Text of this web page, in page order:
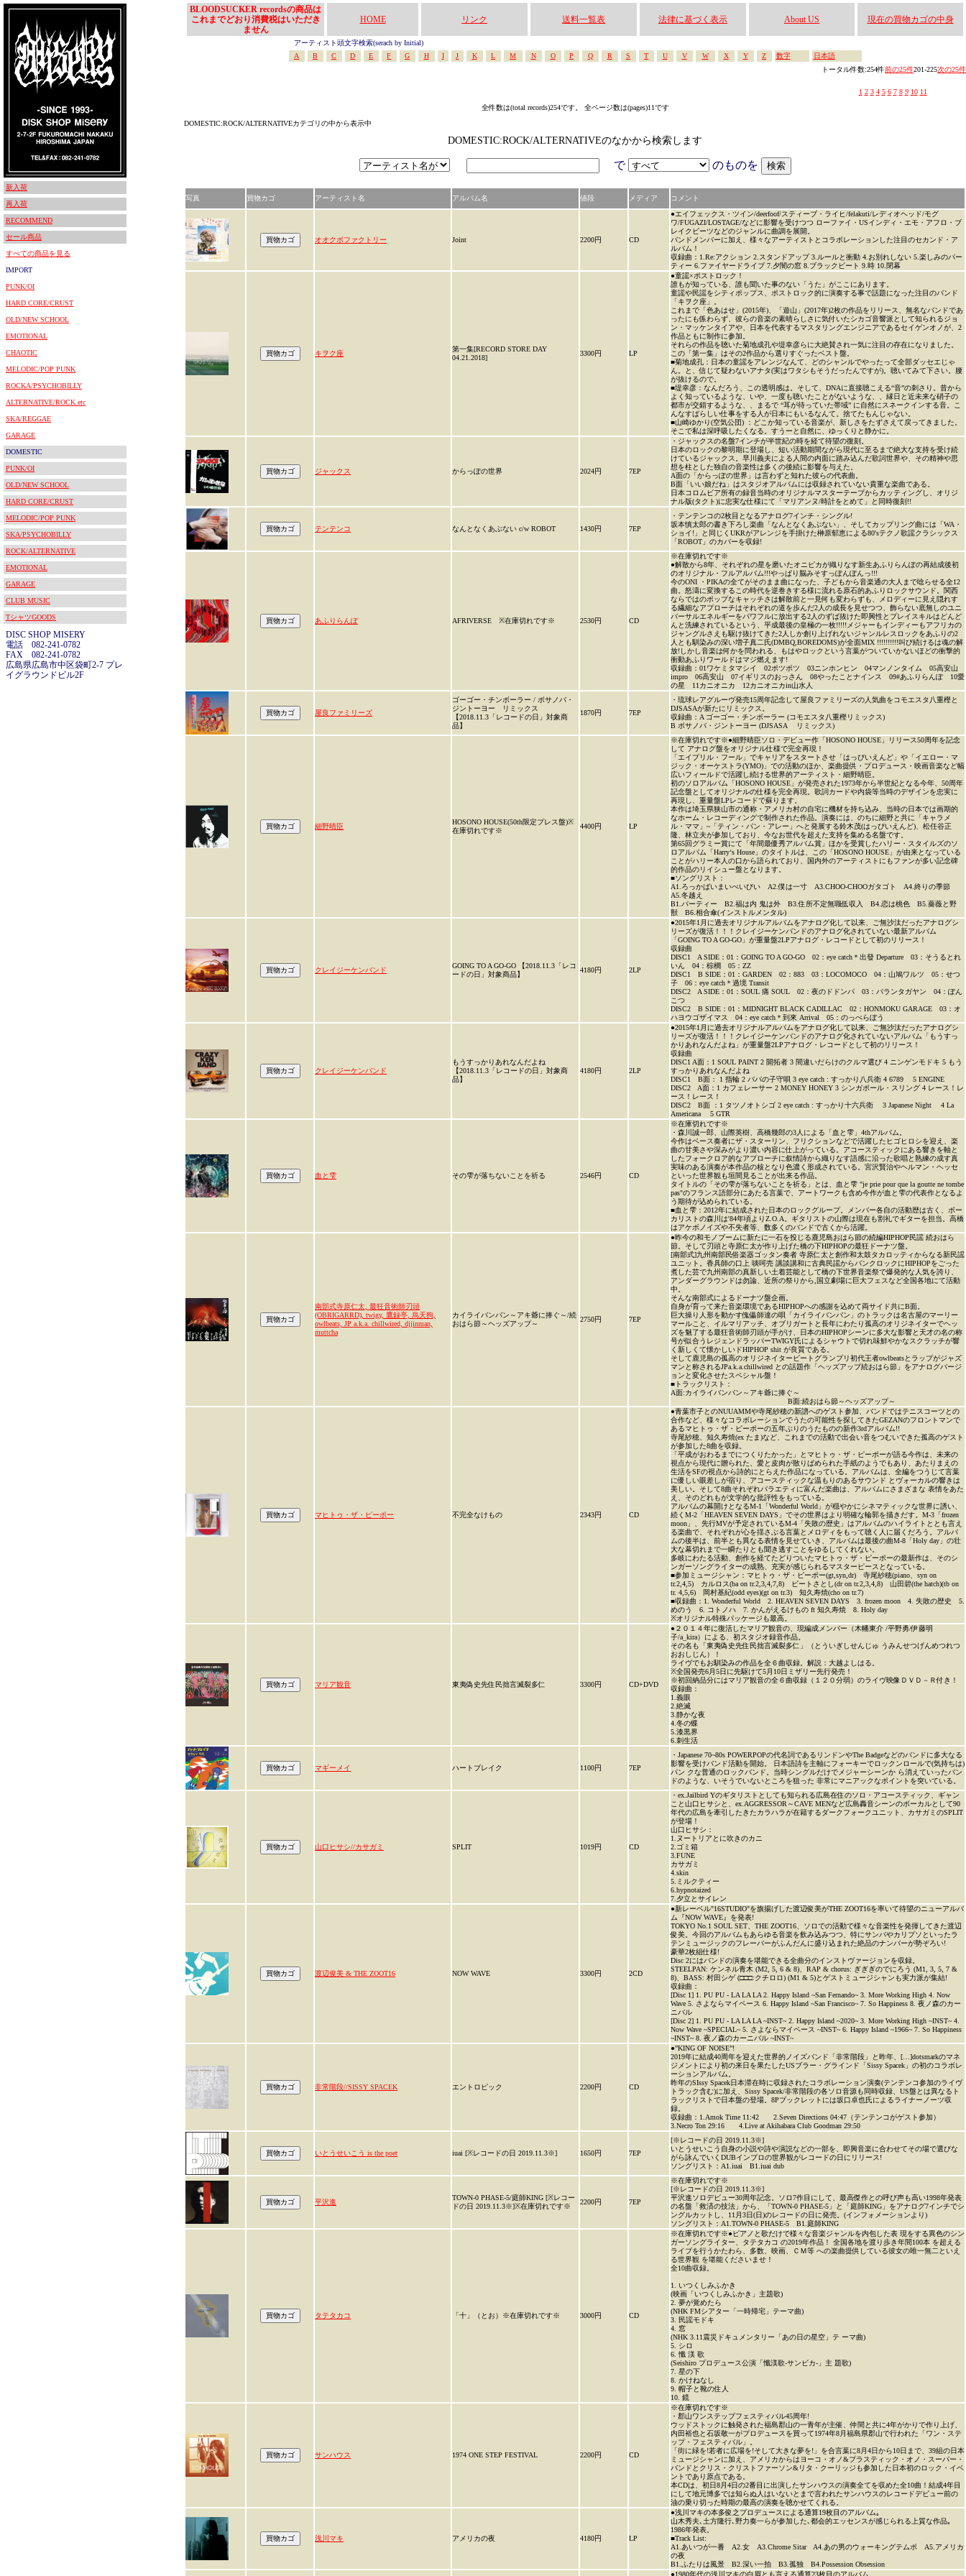
新入荷
再入荷
RECOMMEND
セール商品
すべての商品を見る
IMPORT
PUNK/OI
HARD CORE/CRUST
OLD/NEW SCHOOL
EMOTIONAL
CHAOTIC
MELODIC/POP PUNK
ROCKA/PSYCHOBILLY
ALTERNATIVE/ROCK etc
SKA/REGGAE
GARAGE
DOMESTIC
PUNK/OI
OLD/NEW SCHOOL
HARD CORE/CRUST
MELODIC/POP PUNK
SKA/PSYCHOBILLY
ROCK/ALTERNATIVE
EMOTIONAL
GARAGE
CLUB MUSIC
TシャツGOODS
DISC SHOP MISERY
電話 082-241-0782
FAX 082-241-0782
広島県広島市中区袋町2-7 プレ
イグラウンドビル2F
BLOODSUCKER recordsの商品は
これまでどおり消費税はいただき
ません
HOME リンク 送料一覧表 法律に基づく表示 About US 現在の買物カゴの中身
アーティスト頭文字検索(serach by Initial)
A
B C D E F G H I J K L M N O P Q R S T U V W X Y Z 数字
日本語
トータル件数:254件前の25件201-225次の25件
1 2 3 4 5 6 7 8 9 10 11
全件数は(total records)254です。 全ページ数は(pages)11です
DOMESTIC:ROCK/ALTERNATIVEカテゴリの中から表示中
DOMESTIC:ROCK/ALTERNATIVEのなかから検索します
で のものを
写真 買物カゴ アーティスト名 アルバム名 値段 メディア コメント
オオクボファクトリー Joint 2200円 CD
●エイフェックス・ツイン/deerfoof/スティーブ・ライヒ/felakuti/レディオヘッド/モグ
ワ/FUGAZI/LOSTAGE/などに影響を受けつつ ローファイ・USインディ・エモ・アフロ・ブ
レイクビーツなどのジャンルに曲調を展開。
バンドメンバーに加え、様々なアーティストとコラボレーションした注目のセカンド・ア
ルバム！
収録曲：1.Re:アクション 2.スタンドアップ 3.ルールと衝動 4.お別れしない 5.楽しみのパー
ティー 6.ファイヤードライブ 7.夕闇の窓 8.ブラックビート 9.時 10.閉幕
キヲク座
第一集[RECORD STORE DAY
04.21.2018]
3300円 LP
●童謡×ポストロック！
誰もが知っている、誰も聞いた事のない「うた」がここにあります。
童謡や民謡をシティポップス、ポストロック的に演奏する事で話題になった注目のバンド
「キヲク座」。
これまで「色あはせ」(2015年)、「遊山」(2017年)2枚の作品をリリース、無名なバンドであ
ったにも係わらず、彼らの音楽の素晴らしさに気付いたシカゴ音響派として知られるジョ
ン・マッケンタイアや、日本を代表するマスタリングエンジニアであるセイゲンオノが、2
作品ともに制作に参加。
それらの作品を聴いた菊地成孔や堤幸彦らに大絶賛され一気に注目の存在になりました。
この「第一集」はその2作品から選りすぐったベスト盤。
■菊地成孔：日本の童謡をアレンジなんて、どのシャンルでやったって全部ダッセエじゃ
ん。と、信じて疑わないアナタ(実はワタシもそうだったんですが)。聴いてみて下さい。腰
が抜けるので。
■堤幸彦：なんだろう、この透明感は。そして、DNAに直接聴こえる“音”の刺さり。昔から
よく知っているような、いや、一度も聴いたことがないような、、縁日と近未来な硝子の
都市が交錯するような、、まるで “耳が待っていた帯域” に自然にスネークインする音。こ
んなすばらしい仕事をする人が日本にもいるなんて。捨てたもんじゃない。
■山崎ゆかり(空気公団) ：どこか知っている音楽が、新しさをたずさえて戻ってきました。
そこで私は深呼吸したくなる。すうーと自然に、ゆっくりと静かに。
ジャックス からっぽの世界 2024円 7EP
・ジャックスの名盤7インチが半世紀の時を経て待望の復刻。
日本のロックの黎明期に登場し、短い活動期間ながら現代に至るまで絶大な支持を受け続
けているジャックス。早川義夫による人間の内面に踏み込んだ歌詞世界や、その精神や思
想を柱とした独自の音楽性は多くの後続に影響を与えた。
A面の「からっぽの世界」は言わずと知れた彼らの代表曲。
B面「いい娘だね」はスタジオアルバムには収録されていない貴重な楽曲である。
日本コロムビア所有の録音当時のオリジナルマスターテープからカッティングし、オリジ
ナル版(タクト)に忠実な仕様にて「マリアンヌ/時計をとめて」と同時復刻!!
テンテンコ なんとなくあぶない c/w ROBOT 1430円 7EP
・テンテンコの2枚目となるアナログ7インチ・シングル!
坂本慎太郎の書き下ろし楽曲「なんとなくあぶない」、そしてカップリング曲には「WA・
ショイ!」と同じくUKRがアレンジを手掛けた榊原郁恵による80'sテクノ歌謡クラシックス
「ROBOT」のカバーを収録!
あふりらんぽ AFRIVERSE ※在庫切れです※ 2530円 CD
※在庫切れです※
●解散から8年、それぞれの星を磨いたオニピカが織りなす新生あふりらんぽの再結成後初
のオリジナル・フルアルバム!!!やっぱり脳みそすっぽんぽんっ!!!
今のONI ・PIKAの全てがそのまま曲になった、子どもから音楽通の大人まで唸らせる全12
曲。怒濤に変換するこの時代を逆巻きする様に流れる原石的あふりロックサウンド。関西
ならではのポップなキャッチさは解散前と一見何も変わらずも、メロディーに見え隠れす
る繊細なアプローチはそれぞれの道を歩んだ2人の成長を見せつつ、飾らない底無しのユニ
バーサルエネルギーをパワフルに放出する2人のずば抜けた即興性とプレイスキルはどんど
んと洗練されているという、平成最後の皇極の一枚!!!!!メジャーもインディーもアフリカの
ジャングルさえも駆け抜けてきた2人しか創り上げれないジャンルレスロックをあふりの2
人とも馴染みの深い増子真二氏(DMBQ,BOREDOMS)が全面MIX !!!!!!!!!!叫び続けるは魂の解
放!しかし音楽は何かを問われる、もはやロックという言葉がついていかないほどの衝撃的
衝動あふりワールドはマジ燃えます!
収録曲：01ワケミタマシイ 02ポツポツ 03ニンホンヒン 04マンノンタイム 05高安山
impro 06高安山 07イギリスのおっさん 08やったことナインス 09#あふりらんぽ 10愛
の星 11カニオニカ 12カニオニカin山水人
屋良ファミリーズ
ゴーゴー・チンボーラー / ボサノバ・
ジントーヨー リミックス
【2018.11.3「レコードの日」対象商
品】
1870円 7EP
・琉球レアグルーヴ発売15周年記念して屋良ファミリーズの人気曲をコモエスタ八重樫と
DJSASAが新たにリミックス。
収録曲：A ゴーゴー・チンボーラー (コモエスタ八重樫リミックス)
B ボサノバ・ジントーヨー (DJSASA リミックス)
細野晴臣
HOSONO HOUSE(50th限定プレス盤)※
在庫切れです※
4400円 LP
※在庫切れです※●細野晴臣ソロ・デビュー作「HOSONO HOUSE」リリース50周年を記念
して アナログ盤をオリジナル仕様で完全再現！
「エイプリル・フール」でキャリアをスタートさせ「はっぴいえんど」や「イエロー・マ
ジック・オーケストラ(YMO)」での活動のほか、楽曲提供・プロデュース・映画音楽など幅
広いフィールドで活躍し続ける世界的アーティスト・細野晴臣。
初のソロアルバム「HOSONO HOUSE」が発売された1973年から半世紀となる今年、50周年
記念盤としてオリジナルの仕様を完全再現。歌詞カードや内袋等当時のデザインを忠実に
再現し、重量盤LPレコードで蘇ります。
本作は埼玉県狭山市の通称・アメリカ村の自宅に機材を持ち込み、当時の日本では画期的
なホーム・レコーディングで制作された作品。演奏には、のちに細野と共に「キャラメ
ル・ママ」~「ティン・パン・アレー」へと発展する鈴木茂(はっぴいえんど)、松任谷正
隆、林立夫が参加しており、今なお世代を超えた支持を集める名盤です。
第65回グラミー賞にて「年間最優秀アルバム賞」ほかを受賞したハリー・スタイルズのソ
ロアルバム「Harry‘s House」のタイトルは、この「HOSONO HOUSE」が由来となっている
ことがハリー本人の口から語られており、国内外のアーティストにもファンが多い記念碑
的作品のリイシュー盤となります。
■ソングリスト：
A1.ろっかばいまいべいびい A2.僕は一寸 A3.CHOO-CHOOガタゴト A4.終りの季節
A5.冬越え
B1.パーティー B2.福は内 鬼は外 B3.住所不定無職低収入 B4.恋は桃色 B5.薔薇と野
獣 B6.相合傘(インストルメンタル)
クレイジーケンバンド
GOING TO A GO-GO 【2018.11.3「レコ
ードの日」対象商品】
4180円 2LP
●2015年1月に過去オリジナルアルバムをアナログ化して以来、ご無沙汰だったアナログシ
リーズが復活！！！クレイジーケンバンドのアナログ化されていない最新アルバム
「GOING TO A GO-GO」が重量盤2LPアナログ・レコードとして初のリリース！
収録曲
DISC1 A SIDE：01：GOING TO A GO-GO 02：eye catch＊出發 Departure 03：そうるとれ
いん 04：棕櫚 05：ZZ
DISC1 B SIDE：01：GARDEN 02：883 03：LOCOMOCO 04：山鳩ワルツ 05：せつ
子 06：eye catch＊過境 Transit
DISC2 A SIDE：01：SOUL 痛 SOUL 02：夜のドドンパ 03：パランタガヤン 04：ぽん
こつ
DISC2 B SIDE：01：MIDNIGHT BLACK CADILLAC 02：HONMOKU GARAGE 03：オ
ハヨウゴザイマス 04：eye catch＊到來 Arrival 05：のっぺらぼう
クレイジーケンバンド
もうすっかりあれなんだよね
【2018.11.3「レコードの日」対象商
品】
4180円 2LP
●2015年1月に過去オリジナルアルバムをアナログ化して以来、ご無沙汰だったアナログシ
リーズが復活！！！クレイジーケンバンドのアナログ化されていないアルバム「もうすっ
かりあれなんだよね」が重量盤2LPアナログ・レコードとして初のリリース！
収録曲
DISC1 A面：1 SOUL PAINT 2 開拓者 3 間違いだらけのクルマ選び 4 ニンゲンモドキ 5 もう
すっかりあれなんだよね
DISC1 B面： 1 指輪 2 パパの子守唄 3 eye catch : すっかり八兵衛 4 6789 5 ENGINE
DISC2 A面：1 カフェレーサー 2 MONEY HONEY 3 シンガポール・スリング 4 レース！レ
ース！レース！
DISC2 B面 ：1 タツノオトシゴ 2 eye catch : すっかり十六兵衛 3 Japanese Night 4 La
Americana 5 GTR
血と雫 その雫が落ちないことを祈る 2546円 CD
※在庫切れです※
・森川誠一郎、山際英樹、高橋幾郎の3人による「血と雫」4thアルバム。
今作はベース奏者にザ・スターリン、フリクションなどで活躍したヒゴヒロシを迎え、楽
曲の甘美さや深みがより濃い内容に仕上がっている。アコースティックにある響きを軸と
したフォークロア的なアプローチに叙情詩から織りなす語感に沿った歌唱と熟練の成す真
実味のある演奏が本作品の核となり色濃く形成されている。宮沢賢治やヘルマン・ヘッセ
といった世界観も垣間見ることが出来る作品。
タイトルの「その雫が落ちないことを祈る」とは、血と雫 "je prie pour que la goutte ne tombe
pas"のフランス語部分にあたる言葉で、アートワークも含め今作が血と雫の代表作となるよ
う期待が込められている。
■血と雫：2012年に結成された日本のロックグループ。メンバー各自の活動歴は古く、ボー
カリストの森川は'84年頃よりZ.O.A。ギタリストの山際は現在も割礼でギターを担当。高橋
はアケボノイズや不失者等、数多くのバンドで古くから活躍。
南部式寺原仁太, 最狂音術師刃頭
(OBRIGARRD), twigy, 鷹録亭, 烏天狗,
owlbeats, JP a.k.a. chillwired, djjinman,
muttcha
カイライバンバン～アキ爺に捧ぐ～/続
おはら節～ヘッズアップ～
2750円 7EP
●昨今の和モノブームに新たに一石を投じる鹿児島おはら節の続編HIPHOP民謡 続おはら
節。そして刃頭と寺原仁太が作り上げた橋の下HIPHOPの最狂ドーナツ盤。
[南部式]九州南部民俗楽器ゴッタン奏者 寺原仁太と創作和太鼓タカロッティからなる新民謡
ユニット。香具師の口上 啖呵売 講談講和に古典民謡からパンクロックにHIPHOPをごった
煮した芸で九州南部の真新しい土着芸能として橋の下世界音楽祭で爆発的な人気を誇り、
アンダーグラウンドは勿論、近所の祭りから,国立劇場に巨大フェスなど全国各地にて活動
中。
そんな南部式によるドーナツ盤企画。
自身が育って来た音楽環境であるHIPHOPへの感謝を込めて両サイド共にB面。
巨大操り人形を動かす傀儡師達の唄「カイライバンバン」のトラックは名古屋のマーリー
マールこと、イルマリアッチ、オブリガートと長年にわたり孤高のオリジネイターでヘッ
ズを魅了する最狂音術師刃頭が手がけ、日本のHIPHOPシーンに多大な影響と天才の名の称
号が似合うレジェンドラッパーTWIGY氏によるシャウトで切れ味鮮やかなスクラッチが響
く新しくて懐かしいドHIPHOP shit が良質である。
そして鹿児島の孤高のオリジネイタービートグランプリ初代王者owlbeatsとラップがジャズ
マンと称されるJPa.k.a.chillwired との話題作「ヘッズアップ続おはら節」をアナログバージ
ョンと変化させたスペシャル盤！
■トラックリスト：
A面:カイライバンバン～アキ爺に捧ぐ～
B面:続おはら節～ヘッズアップ～
マヒトゥ・ザ・ピーポー 不完全なけもの 2343円 CD
●青葉市子とのNUUAMMや寺尾紗穂の新譜へのゲスト参加、バンドではテニスコーツとの
合作など、様々なコラボレーションでうたの可能性を探してきたGEZANのフロントマンで
あるマヒトゥ・ザ・ピーポーの五年ぶりのうたものの新作3rdアルバム!!
寺尾紗穂、知久寿焼(ex たま)など、これまでの活動で出会い音をつむいできた孤高のゲスト
が参加した8曲を収録。
「平成がおわるまでにつくりたかった」とマヒトゥ・ザ・ピーポーが語る今作は、未来の
視点から現代に贈られた、愛と皮肉が散りばめられた手紙のようでもあり、あたりまえの
生活をSFの視点から詩的にとらえた作品になっている。アルバムは、全編をつうじて言葉
に優しい眼差しが宿り、アコースティックな温もりのあるサウンド とヴォーカルの響きは
美しい。そして8曲それぞれバラエティに富んだ楽曲は、アルバムにさまざまな 表情をあた
え、そのどれもが文学的な批評性をもっている。
アルバムの幕開けとなるM-1「Wonderful World」が穏やかにシネマティックな世界に誘い、
続くM-2「HEAVEN SEVEN DAYS」でその世界はより明確な輪郭を描きだす。M-3「frozen
moon」、先行MVが予定されているM-4「失敗の歴史」はアルバムのハイライトととも言え
る楽曲で、それぞれが心を揺さぶる言葉とメロディをもって聴く人に届くだろう。アルバ
ムの後半は、前半とも異なる表情を見せていき、アルバムは最後の曲M-8「Holy day」の壮
大な幕切れまで一瞬たりとも聞き逃すことをゆるしてくれない。
多岐にわたる活動、創作を経てたどりついたマヒトゥ・ザ・ピーポーの最新作は、そのシ
ンガーソングライターの成熟、充実が感じられるマスターピースとなっている。
■参加ミュージシャン：マヒトゥ・ザ・ピーポー(gt,syn,dr) 寺尾紗穂(piano、syn on
tr.2,4,5) カルロス(ba on tr.2,3,4,7,8) ビートさとし(dr on tr.2,3,4,8) 山田碧(the hatch)(tb on
tr. 4,5,6) 岡村基紀(odd eyes)(gt on tr.3) 知久寿焼(cho on tr.7)
■収録曲：1. Wonderful World 2. HEAVEN SEVEN DAYS 3. frozen moon 4. 失敗の歴史 5.
めのう 6. コトノハ 7. かんがえるけもの ft 知久寿焼 8. Holy day
※オリジナル特殊パッケージも最高。
マリア観音 東夷偽史先住民拙言滅裂多仁 3300円 CD+DVD
●２０１４年に復活したマリア観音の、現編成メンバー（木幡東介 /平野勇/伊藤明
子/a_kira）による、初スタジオ録音作品。
その名も「東夷偽史先住民拙言滅裂多仁」（とういぎしせんじゅ うみんせつげんめつれつ
おおしじん）！
ライヴでもお馴染みの作品を全６曲収録。解説：大越よしはる。
※全国発売6月5日に先駆けて5月10日ミザリー先行発売！
※初回納品分にはマリア観音の全６曲収録（１２０分弱）のライヴ映像ＤＶＤ－Ｒ付き！
収録曲：
1.義眼
2.絶滅
3.静かな夜
4.冬の蝶
5.漆黒界
6.刺生活
マギーメイ ハートブレイク 1100円 7EP
・Japanese 70~80s POWERPOPの代名詞であるリンドンやThe Badgeなどのバンドに多大なる
影響を受けバンド活動を開始。 日本語詩を主軸にフォーキーでロックンロールで(気持ちは)
パン クな普通のロックバンド。当時シングルだけでメジャーシーンか ら消えていったバン
ドのような、いそうでいないところを狙った 非常にマニアックなポイントを突いている。
山口ヒサシ//カサガミ SPLIT 1019円 CD
・ex.Jailbird Yのギタリストとしても知られる広島在住のソロ・アコースティック、ギャン
こと山口ヒサシと、ex.AGGRESSOR～CAVE MENなど広島轟音シーンのボーカルとして90
年代の広島を牽引したきたカラハラが在籍するダークフォークユニット、カサガミのSPLIT
が登場！
山口ヒサシ：
1.ヌートリアとに吹きのカニ
2.ゴミ箱
3.FUNE
カサガミ
4.skin
5.ミルクティー
6.hypnotaized
7.夕立とサイレン
渡辺俊美 & THE ZOOT16 NOW WAVE 3300円 2CD
●新レーベル"16STUDIO"を旗揚げした渡辺俊美がTHE ZOOT16を率いて待望のニューアルバ
ム『NOW WAVE』を発表!
TOKYO No.1 SOUL SET、THE ZOOT16、ソロでの活動で様々な音楽性を発揮してきた渡辺
俊美。今回のアルバムもあらゆる音楽を飲み込みつつ、特にサンバやカリプソといったラ
テンミュージックのフレーバーがふんだんに盛り込まれた絶品のナンバーが勢ぞろい!
豪華2枚組仕様!
Disc 2にはバンドの演奏を堪能できる全曲分のインストヴァージョンを収録。
STEELPAN: ケンネル青木 (M2, 5, 6 & 8)、RAP & chorus: ぎぎぎのでにろう (M1, 3, 5, 7 &
8)、BASS: 村田シゲ (□□□:クチロロ) (M1 & 5)とゲストミュージシャンも実力派が集結!
収録曲：
[Disc 1] 1. PU PU - LA LA LA 2. Happy Island ~San Fernando~ 3. More Working High 4. Now
Wave 5. さよならマイペース 6. Happy Island ~San Francisco~ 7. So Happiness 8. 夜ノ森のカー
ニバル
[Disc 2] 1. PU PU - LA LA LA ~INST~ 2. Happy Island ~2020~ 3. More Working High ~INST~ 4.
Now Wave ~SPECIAL~ 5. さよならマイペース ~INST~ 6. Happy Island ~1966~ 7. So Happiness
~INST~ 8. 夜ノ森のカーニバル ~INST~
非常階段//SISSY SPACEK エントロピック 2200円 CD
●”KING OF NOISE”!
2019年に結成40周年を迎えた世界的ノイズバンド「非常階段」と昨年、[…]dotsmarkのマネ
ジメントにより初の来日を果たしたUSブラー・グラインド「Sissy Spacek」の初のコラボレ
ーションアルバム。
昨年のSIssy Spacek日本滞在時に収録されたコラボレーション演奏(テンテンコ参加のライヴ
トラック含む)に加え、Sissy Spacek/非常階段の各ソロ音源も同時収録、US盤とは異なるト
ラックリストで日本盤の登場。8Pブックレットには坂口卓也氏によるライナーノーツ収
録。
収録曲：1.Amok Time 11:42 2.Seven Directions 04:47（テンテンコがゲスト参加）
3.Necro Ton 29:16 4.Live at Akihabara Club Goodman 29:50
いとうせいこう is the poet iuai [※レコードの日 2019.11.3※] 1650円 7EP
[※レコードの日 2019.11.3※]
いとうせいこう自身の小説や詩や演説などの一部を、即興音楽に合わせてその場で選びな
がら詠んでいくDUBインプロの世界観がレコードの日にリリース!
ソングリスト：A1.iuai B1.iuai dub
平沢進
TOWN-0 PHASE-5/庭師KING [※レコー
ドの日 2019.11.3※]※在庫切れです※
2200円 7EP
※在庫切れです※
[※レコードの日 2019.11.3※]
平沢進ソロデビュー30周年記念。ソロ7作目にして、最高傑作との呼び声も高い1998年発表
の名盤「救済の技法」から、「TOWN-0 PHASE-5」と「庭師KING」をアナログ7インチでシ
ングルカットし、11月3日(日)のレコードの日に発売。(インフォメーションより)
ソングリスト：A1.TOWN-0 PHASE-5 B1.庭師KING
タテタカコ 「十」（とお）※在庫切れです※ 3000円 CD
※在庫切れです※●ピアノと歌だけで様々な音楽ジャンルを内包した表 現をする異色のシン
ガーソングライター、タテタカコ の2019年作品！ 全国各地を渡り歩き年間100本 を超える
ライブを行うかたわら、多数、映画、ＣＭ等 への楽曲提供している彼女の唯一無二といえ
る世界観 を堪能くださいませ！
全10曲収録。
1. いつくしみふかき
(映画「いつくしみふかき」主題歌)
2. 夢が覚めたら
(NHK FMシアター「一時帰宅」テーマ曲)
3. 民謡モドキ
4. 窓
(NHK 3.11震災ドキュメンタリー「あの日の星空」テ ーマ曲)
5. シロ
6. 懺 渼 歌
(Seishiro プロデュース公演「懺渼歌-サンビカ-」主 題歌)
7. 星の下
8. かけねなし
9. 帽子と靴の住人
10. 鏡
サンハウス 1974 ONE STEP FESTIVAL 2200円 CD
※在庫切れです※
・郡山ワンステップフェスティバル45周年!
ウッドストックに触発された福島郡山の一青年が主催、仲間と共に4年がかりで作り上げ、
内田裕也と石坂敬一がプロデュースを買って1974年8月福島県郡山で行われた「ワン・ステ
ップ・フェスティバル」。
「街に緑を!若者に広場を!そして大きな夢を!」を合言葉に8月4日から10日まで、39組の日本
ミュージシャンに加え、アメリカからはヨーコ・オノ&プラスティック・オノ・スーパー・
バンドとクリス・クリストファーソン&リタ・クーリッジも参加した日本初のロック・イベ
ントであり原点である。
本CDは、初日8月4日の2番目に出演したサンハウスの演奏全てを収めた全10曲！結成4年目
にして地元博多では知らぬ人はいないとまで言われたサンハウスのレコードデビュー前の
油の乗り切った時期の最高の演奏を聴かせてくれる。
浅川マキ アメリカの夜 4180円 LP
●浅川マキの本多俊之プロデュースによる通算19枚目のアルバム｡
山木秀夫､土方隆行､野力奏一らが参加した､都会的エッセンスが感じられる上質な作品｡
1986年発表。
■Track List:
A1.あいつが一番 A2.女 A3.Chrome Sitar A4.あの男のウォーキングテムポ A5.アメリカ
の夜
B1.ふたりは風景 B2.深い一拍 B3.孤独 B4.Possession Obsession
●1980年代の浅川マキの白眉とも言える通算23枚目のアルバム。